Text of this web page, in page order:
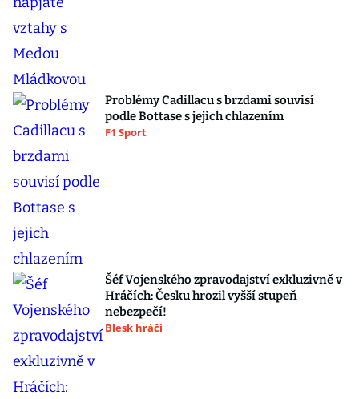
Problémy Cadillacu s brzdami souvisí
podle Bottase s jejich chlazením
F1 Sport
Šéf Vojenského zpravodajství exkluzivně v
Hráčích: Česku hrozil vyšší stupeň
nebezpečí!
Blesk hráči